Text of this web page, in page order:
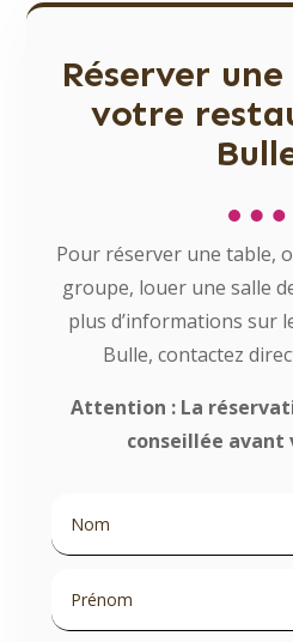
Réserver
votre
Pour réserver une table,
groupe, louer une salle
plus d’informations sur
Bulle, contactez
Attention : La
conseillée avant